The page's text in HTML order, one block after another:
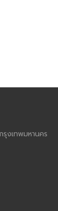
งเทพมหานคร